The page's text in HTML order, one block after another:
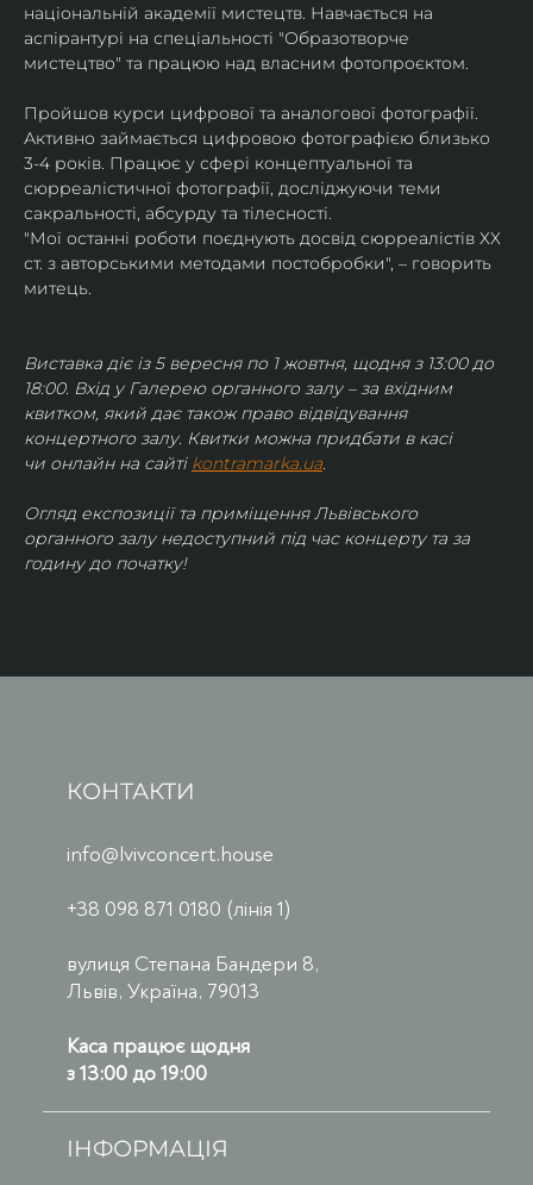
національній академії мистецтв. Навчається на
аспірантурі на спеціальності "Образотворче
мистецтво" та працюю над власним фотопроєктом.
Пройшов курси цифрової та аналогової фотографії.
Активно займається цифровою фотографією близько
3-4 років. Працює у сфері концептуальної та
сюрреалістичної фотографії, досліджуючи теми
сакральності, абсурду та тілесності.
"Мої останні роботи поєднують досвід сюрреалістів ХХ
ст. з авторськими методами постобробки", – говорить
митець.
Виставка діє із 5 вересня по 1 жовтня, щодня з 13:00 до
18:00. Вхід у Галерею органного залу – за вхідним
квитком, який дає також право відвідування
концертного залу. Квитки можна придбати в касі
чи онлайн на сайті kontramarka.ua.
Огляд експозиції та приміщення Львівського
органного залу недоступний під час концерту та за
годину до початку!
КОНТАКТИ
info@lvivconcert.house
+38 098 871 0180 (лінія 1)
вулиця Степана Бандери 8,
Львів, Україна, 79013
Каса працює щодня
з 13:00 до 19:00
ІНФОРМАЦІЯ